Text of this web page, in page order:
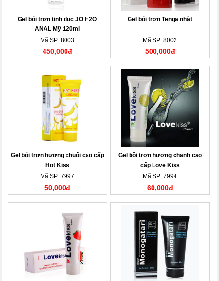
Gel bôi trơn tinh dục JO H2O
ANAL Mỹ 120ml
Mã SP: 8003
450,000đ
Gel bôi trơn Tenga nhật
Mã SP: 8002
500,000đ
Gel bôi trơn hương chuối cao cấp
Hot Kiss
Mã SP: 7997
50,000đ
Gel bôi trơn hương chanh cao
cấp Love Kiss
Mã SP: 7994
60,000đ